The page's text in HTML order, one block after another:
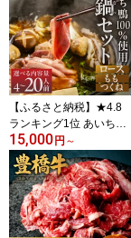
むきえび 定期便 海鮮 え
び 簡易包装 訳あり 先行
予約 発送時期が選べる
期間限定 年内発送 冷凍
定期 不揃い 傷 豊橋市 10
000円 15000円 20000円
【ふるさと納税】★4.8
ランキング1位 あいち鴨
鍋セット 鴨鍋 4人前 〜 2
0人前 鍋 鴨肉 あいち 鴨
鍋 ランキング 1位 人気
選べる 大容量 肉 鴨肉 冷
凍 鶏肉 ジビエ 小分け 年
末年始 もつ鍋 焼肉 すき
15,000円 ～